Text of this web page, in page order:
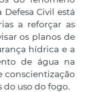
Civil está
a reforçar as
os planos de
hídrica e a
de água na
conscientização
do uso do fogo.